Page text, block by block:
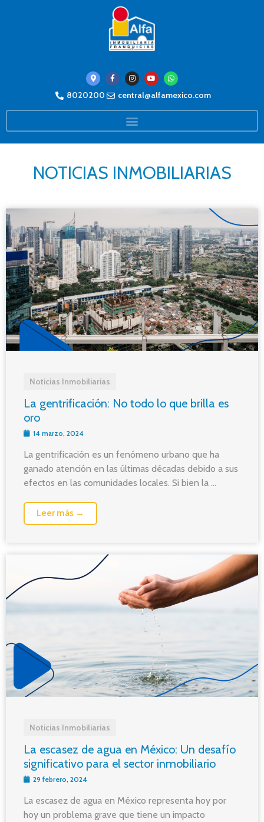
8020200 central@alfamexico.com
NOTICIAS INMOBILIARIAS
Noticias Inmobiliarias
La gentrificación: No todo lo que brilla es
oro
14 marzo, 2024
La gentrificación es un fenómeno urbano que ha
ganado atención en las últimas décadas debido a sus
efectos en las comunidades locales. Si bien la ...
Leer más →
Noticias Inmobiliarias
La escasez de agua en México: Un desafío
significativo para el sector inmobiliario
29 febrero, 2024
La escasez de agua en México representa hoy por
hoy un problema grave que tiene un impacto